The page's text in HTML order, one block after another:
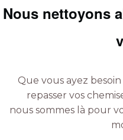
Nous nettoyons
Que vous ayez
repasser vos
nous sommes là pour